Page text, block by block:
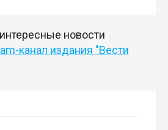
новости
канал издания "Вести